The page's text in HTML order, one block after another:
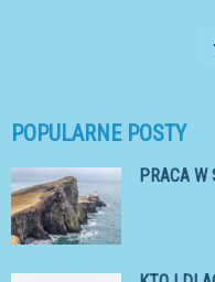
POPULARNE POSTY
PRACA W